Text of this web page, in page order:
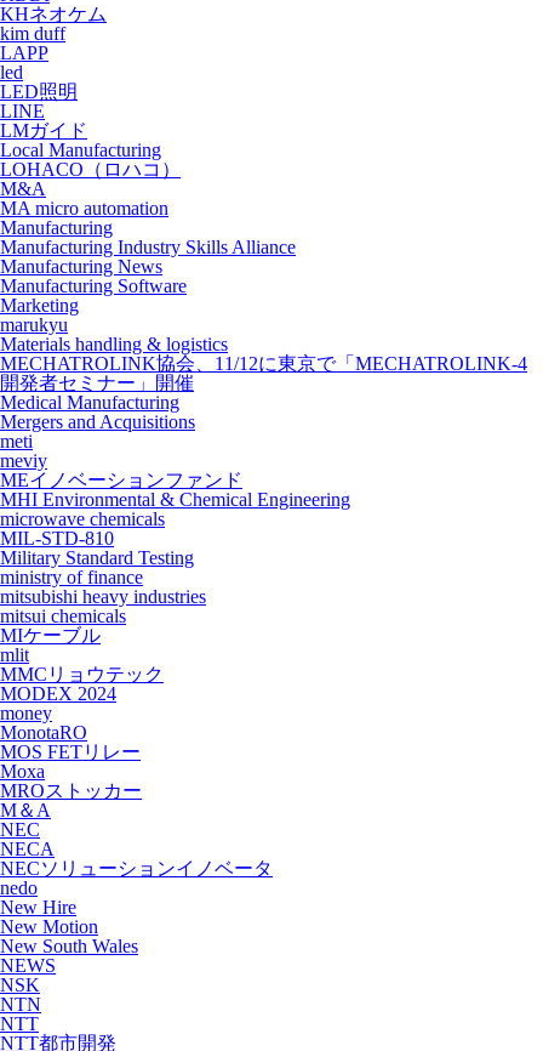
KHネオケム
kim duff
LAPP
led
LED照明
LINE
LMガイド
Local Manufacturing
LOHACO（ロハコ）
M&A
MA micro automation
Manufacturing
Manufacturing Industry Skills Alliance
Manufacturing News
Manufacturing Software
Marketing
marukyu
Materials handling & logistics
MECHATROLINK協会、11/12に東京で「MECHATROLINK-4
開発者セミナー」開催
Medical Manufacturing
Mergers and Acquisitions
meti
meviy
MEイノベーションファンド
MHI Environmental & Chemical Engineering
microwave chemicals
MIL-STD-810
Military Standard Testing
ministry of finance
mitsubishi heavy industries
mitsui chemicals
MIケーブル
mlit
MMCリョウテック
MODEX 2024
money
MonotaRO
MOS FETリレー
Moxa
MROストッカー
M＆A
NEC
NECA
NECソリューションイノベータ
nedo
New Hire
New Motion
New South Wales
NEWS
NSK
NTN
NTT
NTT都市開発